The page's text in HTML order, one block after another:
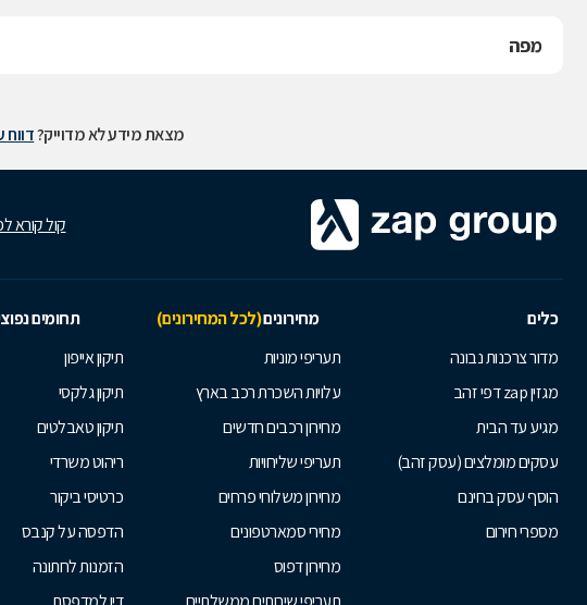
מפה
מצאת מידע לא מדוייק?
קול קורא
כלים מחירונים(לכל המחירונים) תחומים
מדור צרכנות נבונה
מגזין zap דפי זהב
מגיע עד הבית
עסקים מומלצים (עסק זהב)
הוסף עסק בחינם
מספרי חירום
תעריפי מוניות
עלויות השכרת רכב בארץ
מחירון רכבים חדשים
תעריפי שליחויות
מחירון משלוחי פרחים
מחירי סמארטפונים
מחירון דפוס
תיקון אייפון
תיקון גלקסי
תיקון טאבלטים
ריהוט משרדי
כרטיסי ביקור
הדפסה על קנבס
הזמנות לחתונה